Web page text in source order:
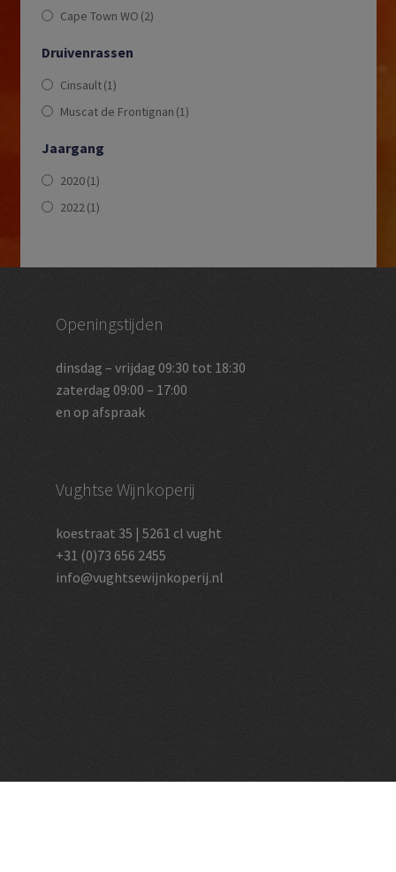
Cape Town WO (2)
Druivenrassen
Cinsault(1)
Muscat de Frontignan (1)
Jaargang
2020(1)
2022(1)
Openingstijden
dinsdag – vrijdag 09:30 tot 18:30
zaterdag 09:00 – 17:00
en op afspraak
Vughtse Wijnkoperij
koestraat 35 | 5261 cl vught
+31 (0)73 656 2455
info@vughtsewijnkoperij.nl